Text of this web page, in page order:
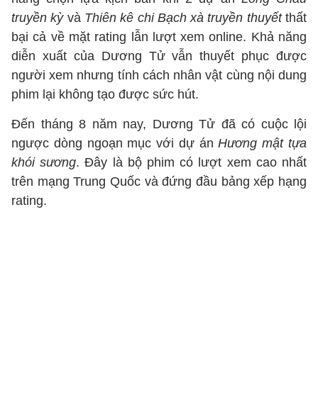
truyền kỳvà Thiên kê chi Bạch xà truyền thuyếtthất
bại cả về mặt rating lẫn lượt xem online. Khả năng
diễn xuất của Dương Tử vẫn thuyết phục được
người xem nhưng tính cách nhân vật cùng nội dung
phim lại không tạo được sức hút.
Đến tháng 8 năm nay, Dương Tử đã có cuộc lội
ngược dòng ngoạn mục với dự ánHương mật tựa
khói sương. Đây là bộ phim có lượt xem cao nhất
trên mạng Trung Quốc và đứng đầu bảng xếp hạng
rating.